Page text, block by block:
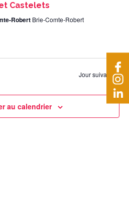
Castelets
Robert Brie-Comte-Robert
Jour suivant
au calendrier